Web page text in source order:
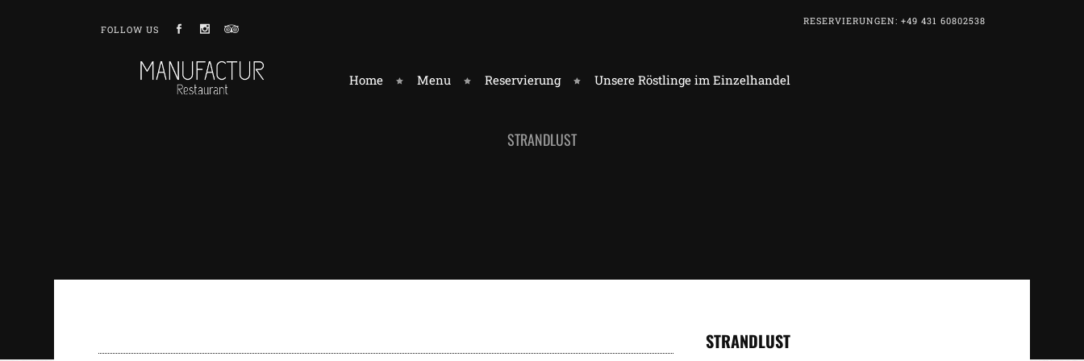
FOLLOW US
RESERVIERUNGEN: +49 431 60802538
Home Menu Reservierung Unsere Röstlinge im Einzelhandel
STRANDLUST
STRANDLUST